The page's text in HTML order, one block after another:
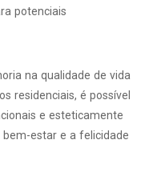
potenciais
na qualidade de vida
residenciais, é possível
e esteticamente
bem-estar e a felicidade